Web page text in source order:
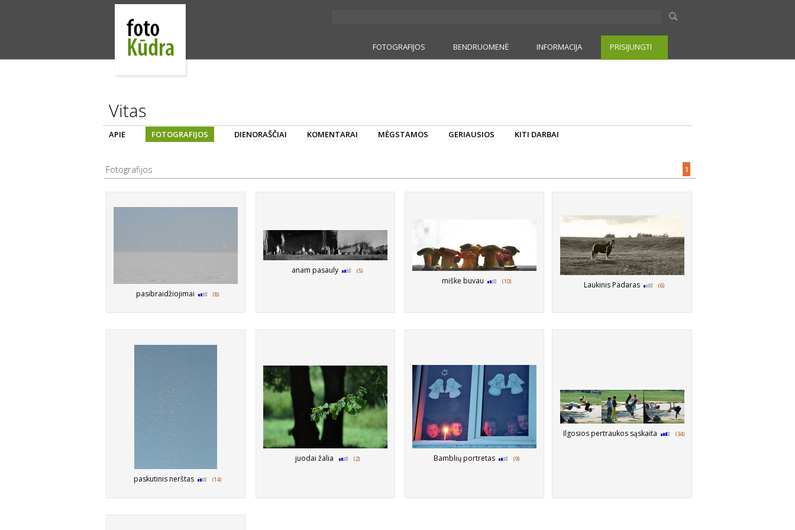
FOTOGRAFIJOS BENDRUOMENĖ INFORMACIJA PRISIJUNGTI
Vitas
APIE FOTOGRAFIJOS DIENORAŠČIAI KOMENTARAI MĖGSTAMOS GERIAUSIOS KITI DARBAI
Fotografijos 1
pasibraidžiojimai (8)
anam pasauly (5)
miške buvau (10) Laukinis Padaras (6)
paskutinis nerštas (14)
juodai žalia (2) Bamblių portretas (9)
Ilgosios pertraukos sąskaita (34)